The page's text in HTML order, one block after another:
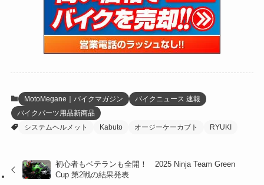
(63)
(109)
(15)
(5)
(17)
(5)
(61)
(13)
(60)
(171)
(38)
(47)
(59)
(47)
(35)
(41)
(12)
(16)
(16)
MotoMegane｜バイクマガジン
バイクニュース 速報
バイクパーツ用品新商品
システムヘルメット
Kabuto オージーケーカブト RYUKI
初心者もベテランも全開！ 2025 Ninja Team Green
Cup 第2戦の結果発表